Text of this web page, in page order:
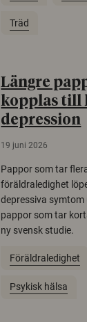
Träd
Längre
kopplas till
depression
19 juni 2026
Pappor som tar
föräldraledighet
depressiva
pappor som tar
ny svensk studie.
Föräldraledighet
Psykisk hälsa